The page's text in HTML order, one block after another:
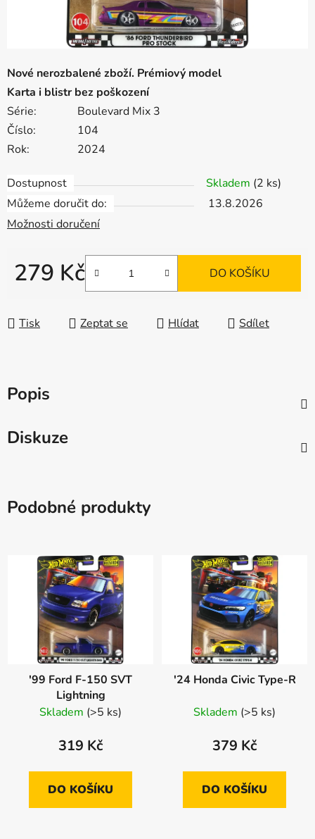
Nové nerozbalené zboží. Prémiový model
Karta i blistr bez poškození
Série:
Boulevard Mix 3
Číslo:
104
Rok:
2024
Dostupnost Skladem (2 ks)
Můžeme doručit do:
13.8.2026
Možnosti doručení
279 Kč DO KOŠÍKU
Tisk Zeptat se Hlídat Sdílet
Popis
Diskuze
Podobné produkty
'99 Ford F-150 SVT
Lightning
Skladem (>5 ks)
319 Kč
DO KOŠÍKU
'24 Honda Civic Type-R
Skladem (>5 ks)
379 Kč
DO KOŠÍKU